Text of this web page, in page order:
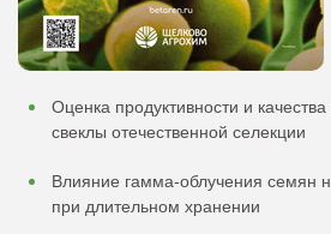
Оценка продуктивности и
свеклы отечественной селекции
Влияние гамма-облучения семян
при длительном хранении